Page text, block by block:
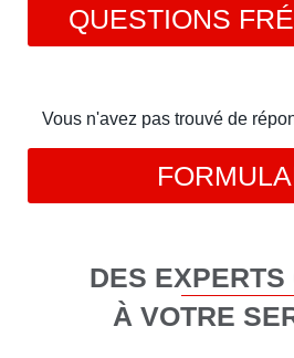
QUESTIONS
Vous n'avez pas trouvé de
DES EXPERTS
À VOTRE